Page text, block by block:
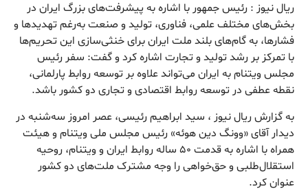
ریال نیوز : رئیس جمهور با اشاره به پیشرفت‌های بزرگ ایران در
بخش‌های مختلف علمی، فناوری، تولید و صنعت به‌رغم تهدیدها و
فشارها، به گام‌های بلند ملت ایران برای خنثی‌سازی این تحریم‌ها
با تمرکز بر رشد تولید و تجارت اشاره کرد و گفت: سفر رئیس
مجلس ویتنام به ایران می‌تواند علاوه بر توسعه روابط پارلمانی،
نقطه عطفی در توسعه روابط اقتصادی و تجاری دو کشور باشد.
به گزارش ریال نیوز ، سید ابراهیم رئیسی، عصر امروز سه‌شنبه در
دیدار آقای «وونگ دین هوئه» رئیس مجلس ملی ویتنام و هیئت
همراه با اشاره به قدمت ۵۰ ساله روابط ایران و ویتنام، روحیه
استقلال‌طلبی و حق‌خواهی را وجه مشترک ملت‌های دو کشور
عنوان کرد.